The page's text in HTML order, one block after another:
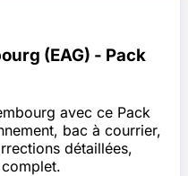
(EAG) - Pack
avec ce Pack
bac à courrier,
détaillées,